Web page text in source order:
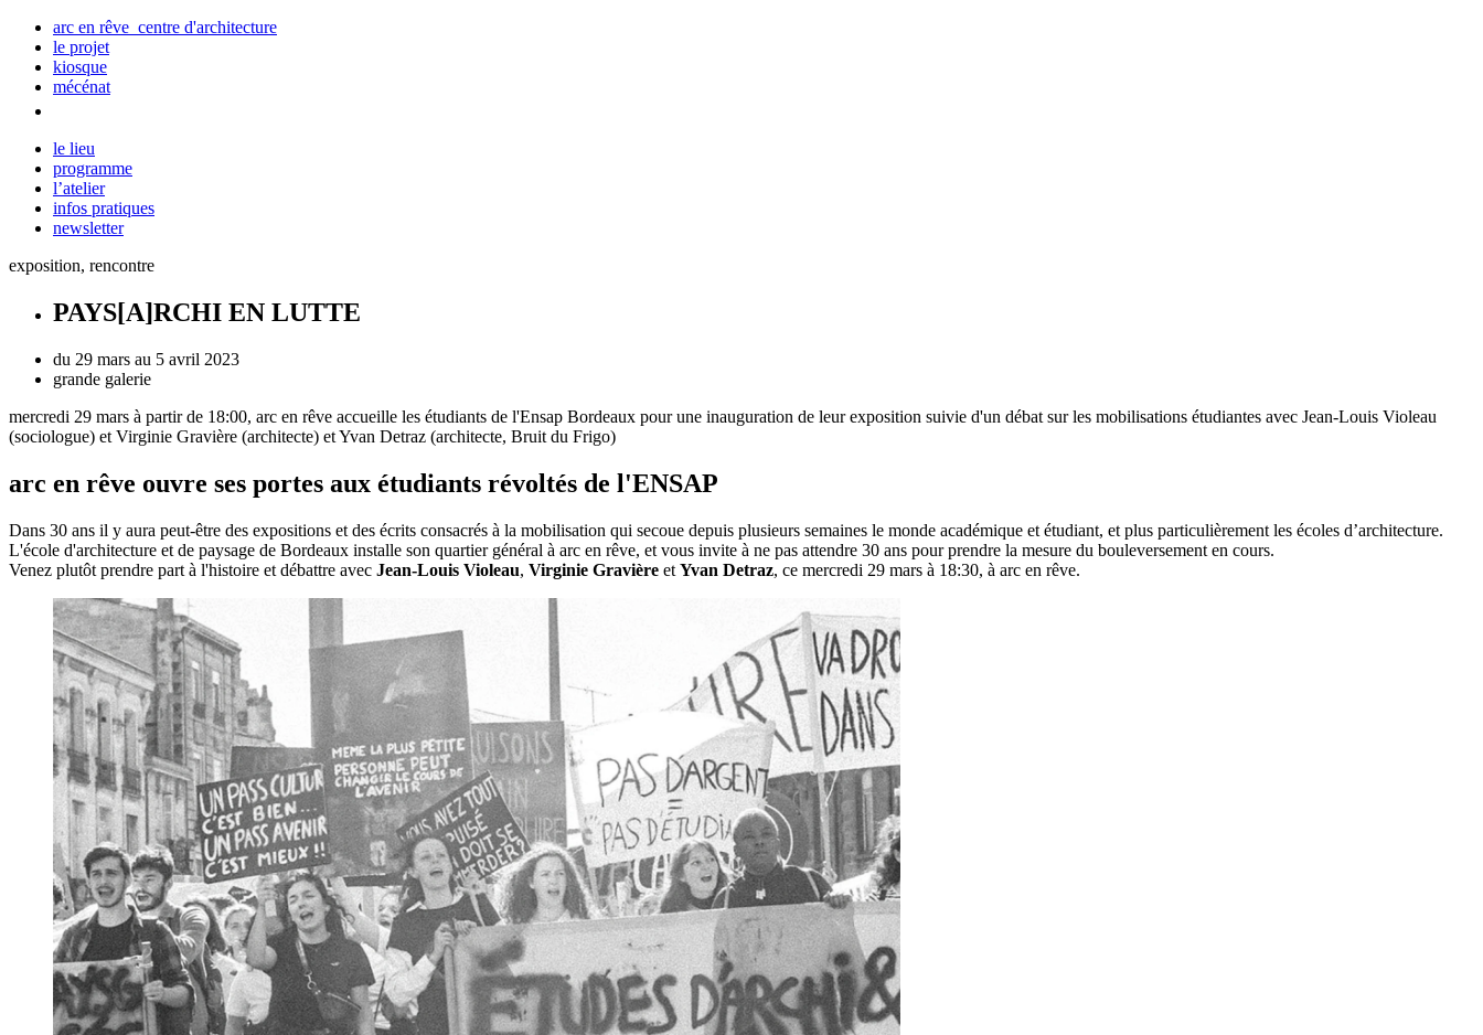
arc en rêve centre d'architecture
le projet
kiosque
mécénat
le lieu
programme
l’atelier
infos pratiques
newsletter
exposition, rencontre
PAYS[A]RCHI EN LUTTE
du 29 mars au 5 avril 2023
grande galerie
mercredi 29 mars à partir de 18:00, arc en rêve accueille les étudiants de l'Ensap Bordeaux pour une inauguration de leur exposition suivie d'un débat sur les mobilisations étudiantes avec Jean-Louis Violeau
(sociologue) et Virginie Gravière (architecte) et Yvan Detraz (architecte, Bruit du Frigo)
arc en rêve ouvre ses portes aux étudiants révoltés de l'ENSAP
Dans 30 ans il y aura peut-être des expositions et des écrits consacrés à la mobilisation qui secoue depuis plusieurs semaines le monde académique et étudiant, et plus particulièrement les écoles d’architecture.
L'école d'architecture et de paysage de Bordeaux installe son quartier général à arc en rêve, et vous invite à ne pas attendre 30 ans pour prendre la mesure du bouleversement en cours.
Venez plutôt prendre part à l'histoire et débattre avec Jean-Louis Violeau, Virginie Gravière et Yvan Detraz, ce mercredi 29 mars à 18:30, à arc en rêve.